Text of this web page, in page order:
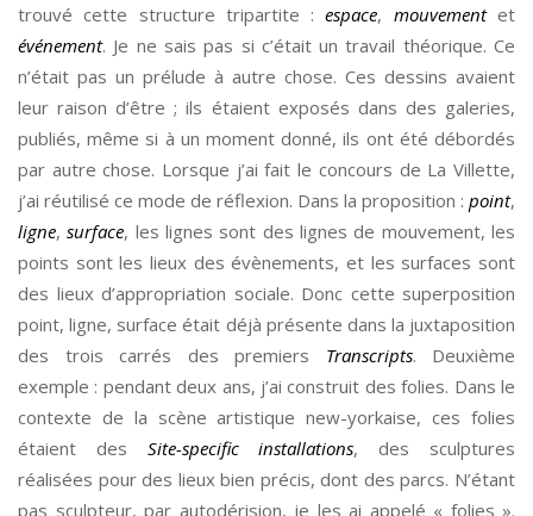
trouvé cette structure tripartite :espace, mouvementet
événement. Je ne sais pas si c’était un travail théorique. Ce
n’était pas un prélude à autre chose. Ces dessins avaient
leur raison d’être ; ils étaient exposés dans des galeries,
publiés, même si à un moment donné, ils ont été débordés
par autre chose. Lorsque j’ai fait le concours de La Villette,
j’ai réutilisé ce mode de réflexion. Dans la proposition : point,
ligne,surface, les lignes sont des lignes de mouvement, les
points sont les lieux des évènements, et les surfaces sont
des lieux d’appropriation sociale. Donc cette superposition
point, ligne, surface était déjà présente dans la juxtaposition
des trois carrés des premiers Transcripts. Deuxième
exemple : pendant deux ans, j’ai construit des folies. Dans le
contexte de la scène artistique new-yorkaise, ces folies
étaient des Site-specific installations, des sculptures
réalisées pour des lieux bien précis, dont des parcs. N’étant
pas sculpteur, par autodérision, je les ai appelé « folies ».